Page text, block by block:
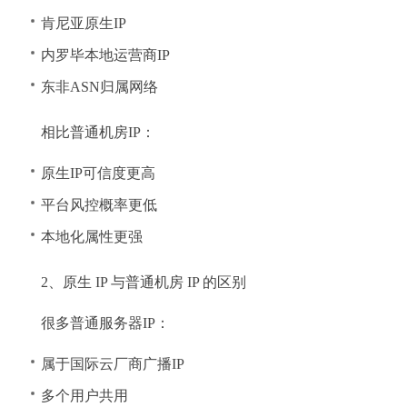
肯尼亚原生IP
内罗毕本地运营商IP
东非ASN归属网络
相比普通机房IP：
原生IP可信度更高
平台风控概率更低
本地化属性更强
2、原生 IP 与普通机房 IP 的区别
很多普通服务器IP：
属于国际云厂商广播IP
多个用户共用